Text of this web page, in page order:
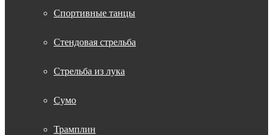
Спортивные танцы
Стендовая стрельба
Стрельба из лука
Сумо
Трамплин